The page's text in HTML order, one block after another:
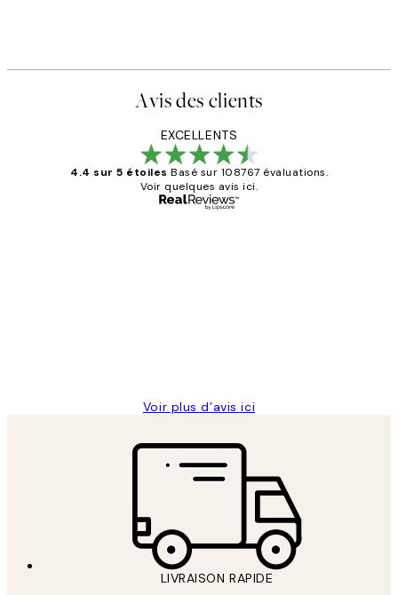
Avis des clients
EXCELLENTS
4.4 sur 5 étoiles Basé sur 108767 évaluations.
Voir quelques avis ici.
Voir plus d’avis ici
LIVRAISON RAPIDE